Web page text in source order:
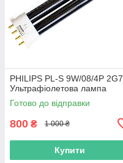
PHILIPS PL-S 9W/08/4P 2G7
Ультрафіолетова лампа
Готово до відправки
800 ₴ 1 000 ₴
Купити